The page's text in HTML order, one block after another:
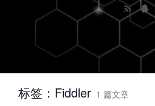
标签：Fiddler 1 篇文章